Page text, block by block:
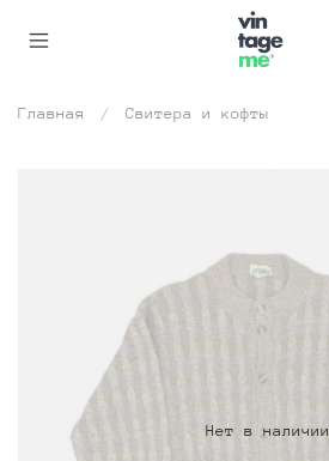
Главная Свитера и кофты
Нет в наличии